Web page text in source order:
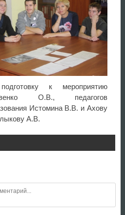
к мероприятию
О.В., педагогов
Истомина В.В. и Ахову
А.В.